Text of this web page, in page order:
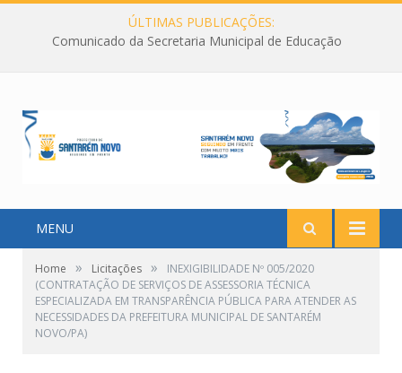
ÚLTIMAS PUBLICAÇÕES:
Comunicado da Secretaria Municipal de Educação
MENU
Home » Licitações »
INEXIGIBILIDADE Nº 005/2020
(CONTRATAÇÃO DE SERVIÇOS DE ASSESSORIA TÉCNICA
ESPECIALIZADA EM TRANSPARÊNCIA PÚBLICA PARA ATENDER AS
NECESSIDADES DA PREFEITURA MUNICIPAL DE SANTARÉM
NOVO/PA)